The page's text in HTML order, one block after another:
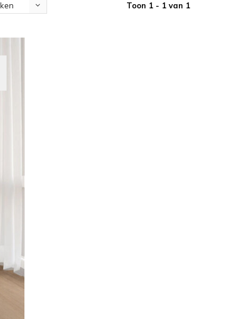
Toon 1 - 1 van 1